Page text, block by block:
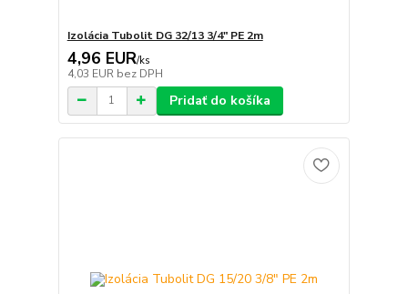
Izolácia Tubolit DG 32/13 3/4" PE 2m
4,96 EUR/ks
4,03 EUR bez DPH
Pridať do košíka